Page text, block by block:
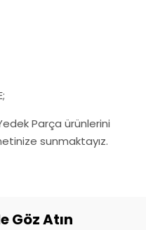
Parça ürünlerini
sunmaktayız.
Göz Atın